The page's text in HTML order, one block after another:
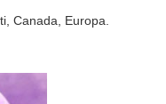
Canada, Europa.